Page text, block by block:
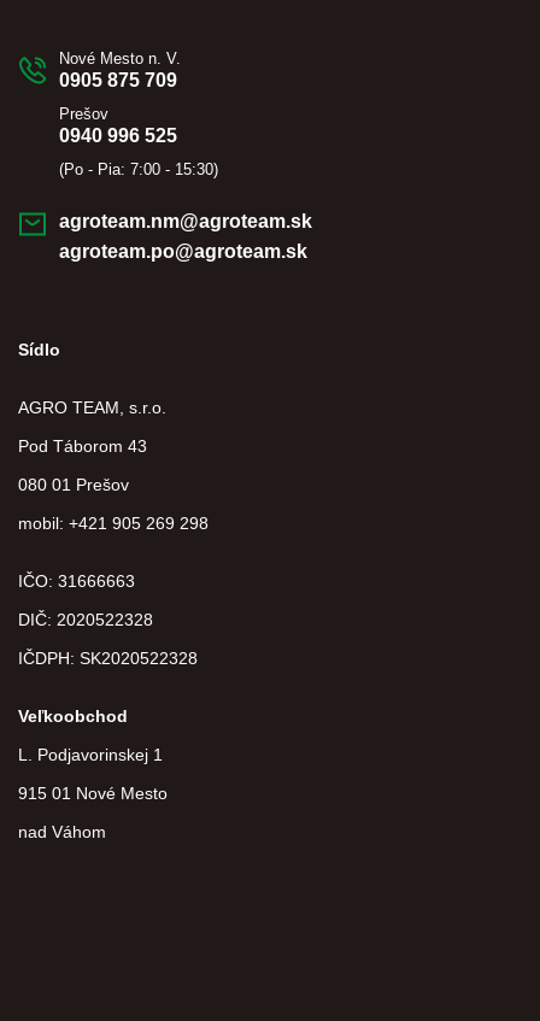
Nové Mesto n. V.
0905 875 709
Prešov
0940 996 525
(Po - Pia: 7:00 - 15:30)
agroteam.nm@agroteam.sk
agroteam.po@agroteam.sk
Sídlo
AGRO TEAM, s.r.o.
Pod Táborom 43
080 01 Prešov
mobil: +421 905 269 298
IČO: 31666663
DIČ: 2020522328
IČDPH: SK2020522328
Veľkoobchod
L. Podjavorinskej 1
915 01 Nové Mesto
nad Váhom